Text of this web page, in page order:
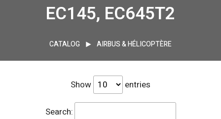
EC145, EC645T2
CATALOG AIRBUS & HÉLICOPTÈRE
Show entries
Search: